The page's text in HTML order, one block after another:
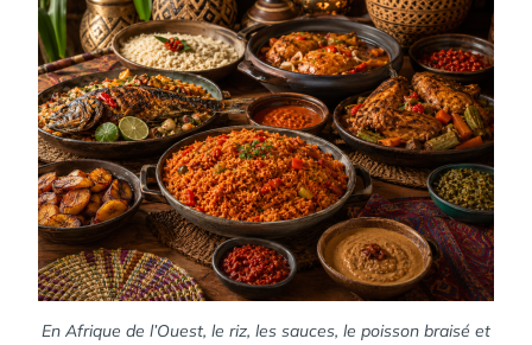
En Afrique de l’Ouest, le riz, les sauces, le poisson braisé et